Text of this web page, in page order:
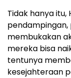
Tidak hanya
pendampingan,
membukakan
mereka bisa
tentunya
kesejahteraan